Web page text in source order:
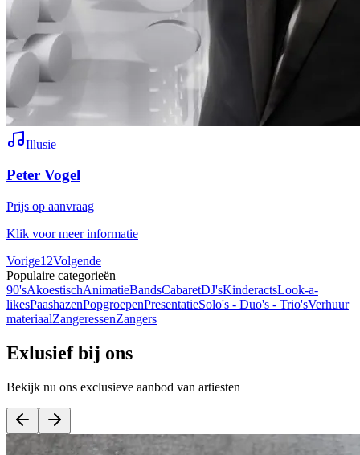
Illusie
Peter Vogel
Prijs op aanvraag
Klik voor meer informatie
Vorige1 2Volgende
Populaire categorieën
90'sAkoestischAnimatieBandsCabaretDJ'sKinderactsLook-a-
likesPaashazenPopgroepenPresentatieSolo's - Duo's - Trio'sVerhuur
materiaalZangeressenZangers
Exlusief bij ons
Bekijk nu ons exclusieve aanbod van artiesten